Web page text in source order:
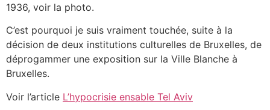
1936, voir la photo.
C’est pourquoi je suis vraiment touchée, suite à la
décision de deux institutions culturelles de Bruxelles, de
déprogammer une exposition sur la Ville Blanche à
Bruxelles.
Voir l’article L’hypocrisie ensable Tel Aviv